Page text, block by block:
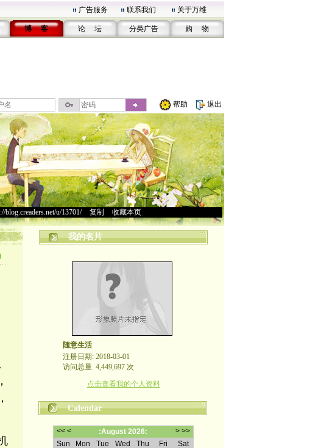
广告服务 联系我们 关于万维
博 客 论 坛 分类广告 购 物
帮助 退出
blog.creaders.net/u/13701/> 复制 收藏本页
我的名片
随意生活
注册日期: 2018-03-01
访问总量: 4,449,697 次
点击查看我的个人资料
Calendar